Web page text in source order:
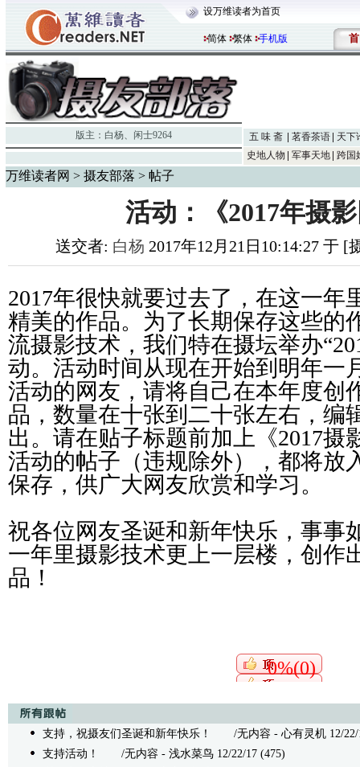
设万维读者为首页
简体 繁体 手机版 首
版主： 白杨、 闲士9264 五 味 斋 茗香茶语
天下
史地人物
军事天地 跨国
万维读者网 > 摄友部落 > 帖子
活动：《2017年摄
送交者: 白杨 2017年12月21日10:14:27 于
2017年很快就要过去了，在这一年
精美的作品。为了长期保存这些的
流摄影技术，我们特在摄坛举办
动。活动时间从现在开始到明年一
活动的网友，请将自己在本年度创
品，数量在十张到二十张左右，编
出。请在贴子标题前加上《2017摄
活动的帖子（违规除外），都将放
保存，供广大网友欣赏和学习。
祝各位网友圣诞和新年快乐，事事
一年里摄影技术更上一层楼，创作
品！
0%(0)
支持，祝摄友们圣诞和新年快乐！
/无内容 - 心有灵机 12/22/
支持活动！
/无内容 - 浅水菜鸟 12/22/17 (475)